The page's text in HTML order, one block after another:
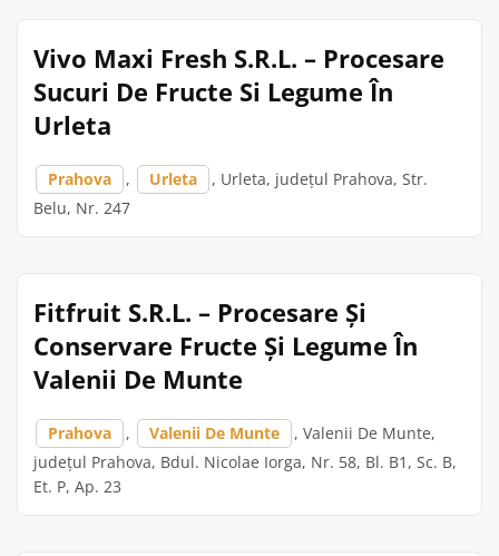
Vivo Maxi Fresh S.R.L. – Procesare
Sucuri De Fructe Si Legume În
Urleta
Prahova , Urleta
, Urleta, județul Prahova, Str.
Belu, Nr. 247
Fitfruit S.R.L. – Procesare Și
Conservare Fructe Și Legume În
Valenii De Munte
Prahova , Valenii De Munte
, Valenii De Munte,
județul Prahova, Bdul. Nicolae Iorga, Nr. 58, Bl. B1, Sc. B,
Et. P, Ap. 23